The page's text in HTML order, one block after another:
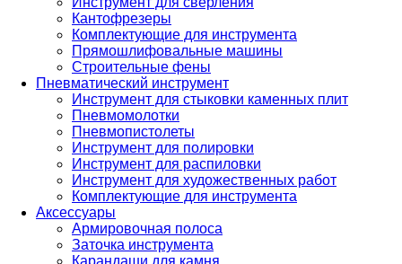
Кантофрезеры
Комплектующие для инструмента
Прямошлифовальные машины
Строительные фены
Пневматический инструмент
Инструмент для стыковки каменных плит
Пневмомолотки
Пневмопистолеты
Инструмент для полировки
Инструмент для распиловки
Инструмент для художественных работ
Комплектующие для инструмента
Аксессуары
Армировочная полоса
Заточка инструмента
Карандаши для камня